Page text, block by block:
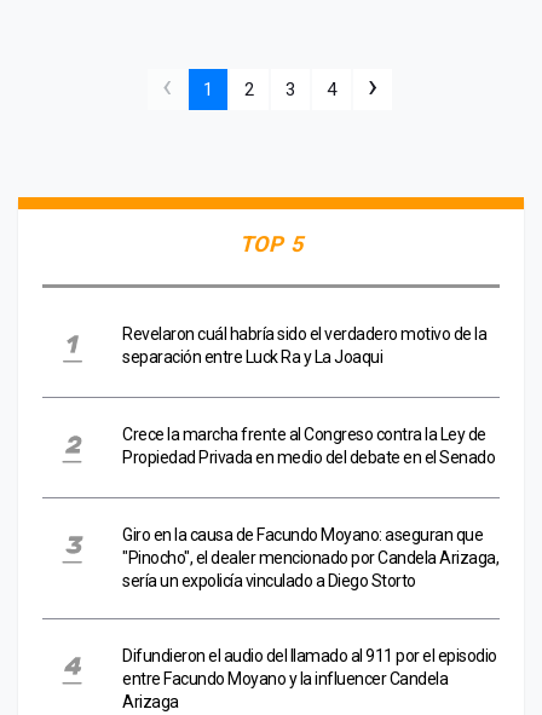
‹ 1 2 3 4 ›
TOP 5
Revelaron cuál habría sido el verdadero motivo de la
separación entre Luck Ra y La Joaqui
Crece la marcha frente al Congreso contra la Ley de
Propiedad Privada en medio del debate en el Senado
Giro en la causa de Facundo Moyano: aseguran que
"Pinocho", el dealer mencionado por Candela Arizaga,
sería un expolicía vinculado a Diego Storto
Difundieron el audio del llamado al 911 por el episodio
entre Facundo Moyano y la influencer Candela
Arizaga